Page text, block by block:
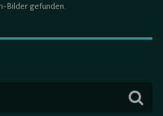
Bilder gefunden.